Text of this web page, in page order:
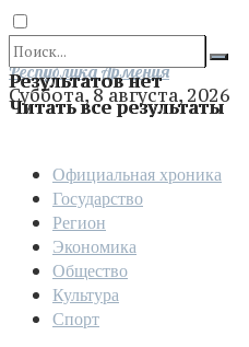
Результатов нет
Читать все результаты
Отправить
Республика Армения
Суббота, 8 августа, 2026
Официальная хроника
Государство
Регион
Экономика
Общество
Культура
Спорт